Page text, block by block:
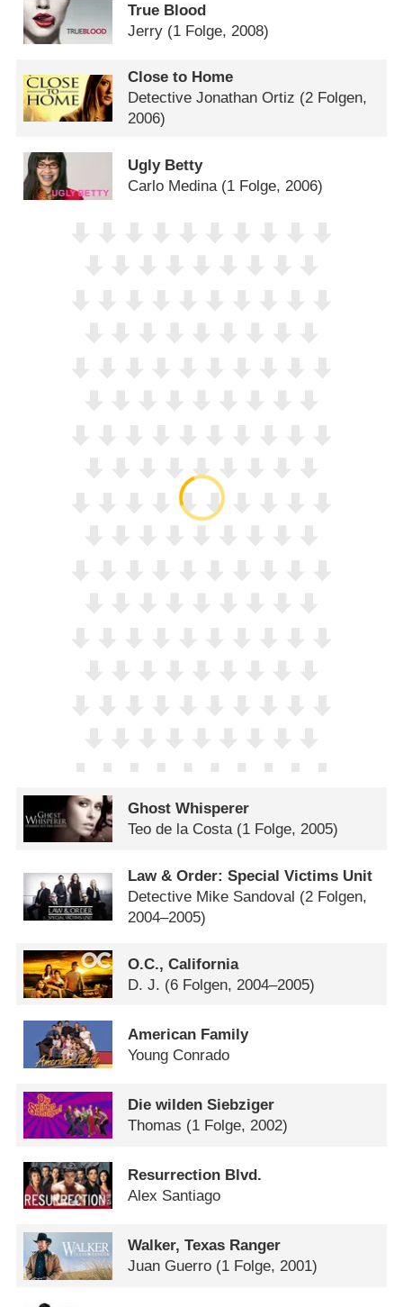
True Blood
Jerry (1 Folge, 2008)
Close to Home
Detective Jonathan Ortiz (2 Folgen,
2006)
Ugly Betty
Carlo Medina (1 Folge, 2006)
Ghost Whisperer
Teo de la Costa (1 Folge, 2005)
Law & Order: Special Victims Unit
Detective Mike Sandoval (2 Folgen,
2004–2005)
O.C., California
D. J. (6 Folgen, 2004–2005)
American Family
Young Conrado
Die wilden Siebziger
Thomas (1 Folge, 2002)
Resurrection Blvd.
Alex Santiago
Walker, Texas Ranger
Juan Guerro (1 Folge, 2001)